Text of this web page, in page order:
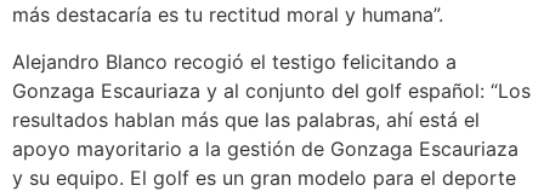
más destacaría es tu rectitud moral y humana”.
Alejandro Blanco recogió el testigo felicitando a
Gonzaga Escauriaza y al conjunto del golf español: “Los
resultados hablan más que las palabras, ahí está el
apoyo mayoritario a la gestión de Gonzaga Escauriaza
y su equipo. El golf es un gran modelo para el deporte